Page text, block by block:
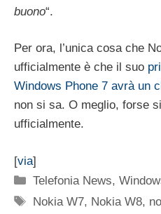
buono“.
Per ora, l’unica cosa che
ufficialmente è che il suo
Windows Phone 7 avrà un
non si sa. O meglio, forse
ufficialmente.
[via]
Categorie
Telefonia News,
Tag
Nokia W7, Nokia W8,